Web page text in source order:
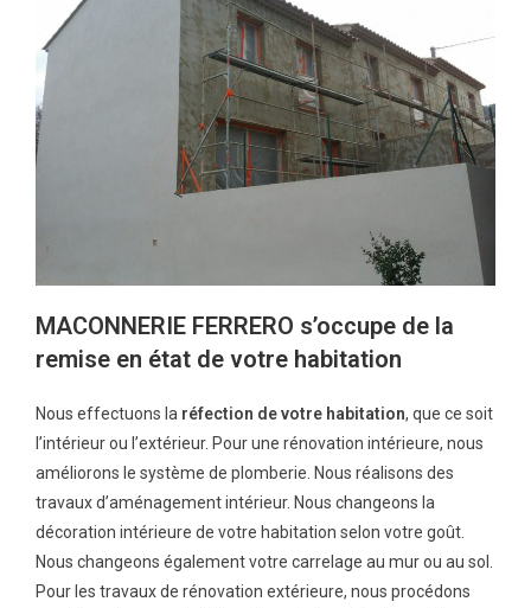
MACONNERIE FERRERO s’occupe de la
remise en état de votre habitation
Nous effectuons la réfection de votre habitation, que ce soit
l’intérieur ou l’extérieur. Pour une rénovation intérieure, nous
améliorons le système de plomberie. Nous réalisons des
travaux d’aménagement intérieur. Nous changeons la
décoration intérieure de votre habitation selon votre goût.
Nous changeons également votre carrelage au mur ou au sol.
Pour les travaux de rénovation extérieure, nous procédons